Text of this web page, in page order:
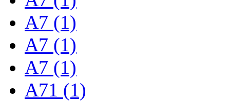
A7 (1)
A7 (1)
A7 (1)
A71 (1)